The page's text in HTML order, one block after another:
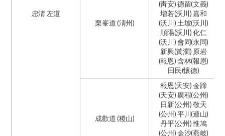
忠淸 左道
栗峯道 (淸州)
(靑安) 德留(文義)
增若(沃川) 嘉和
(沃川) 土坡(沃川)
順陽(沃川) 化仁
(沃川) 會同(永同)
新興(黃澗) 原岩
(報恩) 含林(報恩)
田民(懷德)
成歡道 (稷山)
報恩(天安) 金蹄
(天安) 廣程(公州)
日新(公州) 敬天
(公州) 平川(連山)
丹平(公州) 惟鳩
(公州) 金沙(燕岐)